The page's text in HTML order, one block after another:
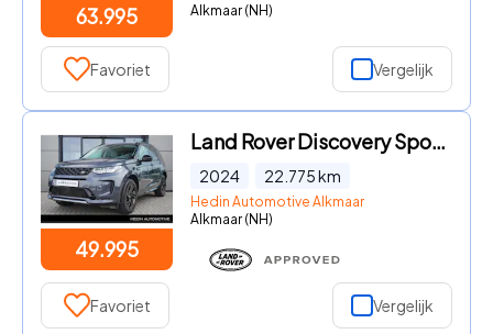
63.995
Alkmaar (NH)
Favoriet Vergelijk
49.995
Land Rover Discovery Sport - P270e S | Elektrische trekhaak | Cold Climate | Beige leder
2024 22.775km
Hedin Automotive Alkmaar
Alkmaar (NH)
Favoriet Vergelijk